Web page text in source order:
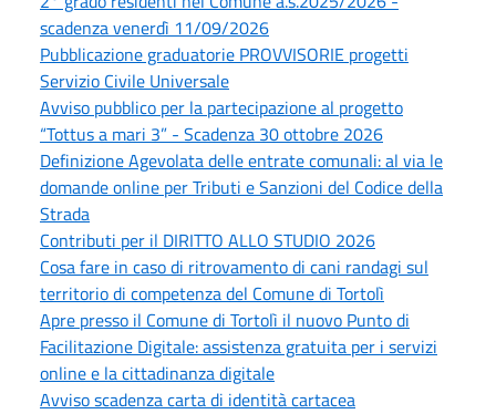
scadenza venerdì 11/09/2026
Pubblicazione graduatorie PROVVISORIE progetti
Servizio Civile Universale
Avviso pubblico per la partecipazione al progetto
“Tottus a mari 3” - Scadenza 30 ottobre 2026
Definizione Agevolata delle entrate comunali: al via le
domande online per Tributi e Sanzioni del Codice della
Strada
Contributi per il DIRITTO ALLO STUDIO 2026
Cosa fare in caso di ritrovamento di cani randagi sul
territorio di competenza del Comune di Tortolì
Apre presso il Comune di Tortolì il nuovo Punto di
Facilitazione Digitale: assistenza gratuita per i servizi
online e la cittadinanza digitale
Avviso scadenza carta di identità cartacea